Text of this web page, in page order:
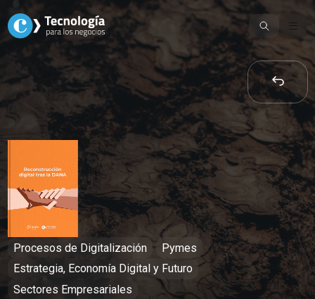
content
Procesos de Digitalización
Pymes
Estrategia, Economía Digital y Futuro
Sectores Empresariales